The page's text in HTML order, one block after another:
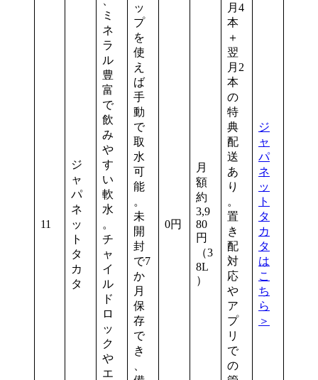
11
ジ
ャ
パ
ネ
ッ
ト
タ
カ
タ
ミ
ネ
ラ
ル
豊
富
で
飲
み
や
す
い
軟
水
。
チ
ャ
イ
ル
ド
ロ
ッ
ク
や
エ
ッ
プ
を
使
え
ば
手
動
で
取
水
可
能
。
未
開
封
で7
か
月
保
存
で
き
0円
月
額
約
3,9
80
円
（3
8L
）
月4
本
＋
翌
月2
本
の
特
典
配
送
あ
り
。
置
き
配
対
応
や
ア
プ
リ
で
の
ジ
ャ
パ
ネ
ッ
ト
タ
カ
タ
は
こ
ち
ら
＞